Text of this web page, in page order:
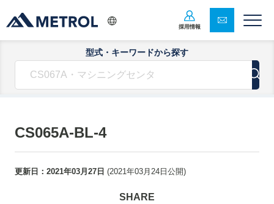
採用情報
型式・キーワードから探す
CS065A-BL-4
更新日： 2021年03月27日 (2021年03月24日 公開)
SHARE